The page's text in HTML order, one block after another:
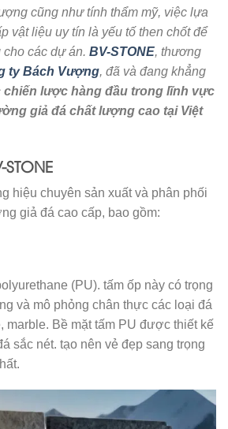
cũng như tính thẩm mỹ, việc lựa
vật liệu uy tín là yếu tố then chốt để
các dự án. BV-STONE, thương
ty Bách Vượng, đã và đang khẳng
chiến lược hàng đầu trong lĩnh vực
giả đá chất lượng cao tại Việt
hiệu chuyên sản xuất và phân phối
giả đá cao cấp, bao gồm:​
(PU). tấm ốp này có trọng
và mô phỏng chân thực các loại đá
marble. Bề mặt tấm PU được thiết kế
sắc nét. tạo nên vẻ đẹp sang trọng